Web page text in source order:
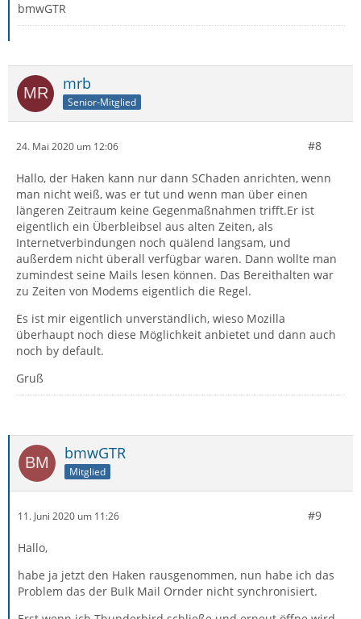
bmwGTR
mrb
Senior-Mitglied
24. Mai 2020 um 12:06 #8
Hallo, der Haken kann nur dann SChaden anrichten, wenn
man nicht weiß, was er tut und wenn man über einen
längeren Zeitraum keine Gegenmaßnahmen trifft.Er ist
eigentlich ein Überbleibsel aus alten Zeiten, als
Internetverbindungen noch quälend langsam, und
außerdem nicht überall verfügbar waren. Dann wollte man
zumindest seine Mails lesen können. Das Bereithalten war
zu Zeiten von Modems eigentlich die Regel.
Es ist mir eigentlich unverständlich, wieso Mozilla
überhaupt noch diese Möglichkeit anbietet und dann auch
noch by default.
Gruß
bmwGTR
Mitglied
11. Juni 2020 um 11:26 #9
Hallo,
habe ja jetzt den Haken rausgenommen, nun habe ich das
Problem das der Bulk Mail Ornder nicht synchronisiert.